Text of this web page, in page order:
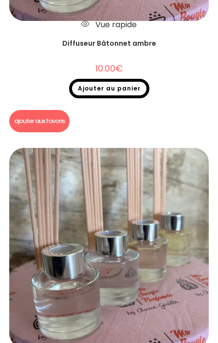
Vue rapide
Diffuseur Bâtonnet ambre
10.00€
Ajouter au panier
ajouter aux favoris